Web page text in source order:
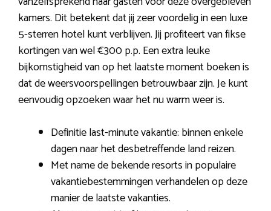
kamers. Dit betekent dat jij zeer voordelig in een luxe
5-sterren hotel kunt verblijven. Jij profiteert van fikse
kortingen van wel €300 p.p. Een extra leuke
bijkomstigheid van op het laatste moment boeken is
dat de weersvoorspellingen betrouwbaar zijn. Je kunt
eenvoudig opzoeken waar het nu warm weer is.
Definitie last-minute vakantie: binnen enkele
dagen naar het desbetreffende land reizen.
Met name de bekende resorts in populaire
vakantiebestemmingen verhandelen op deze
manier de laatste vakanties.